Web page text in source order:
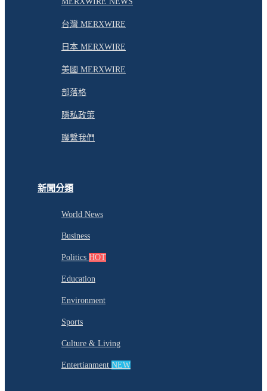
台灣 MERXWIRE
日本 MERXWIRE
美國 MERXWIRE
部落格
隱私政策
聯繫我們
新聞分類
World News
Business
Politics HOT
Education
Environment
Sports
Culture & Living
Entertianment NEW